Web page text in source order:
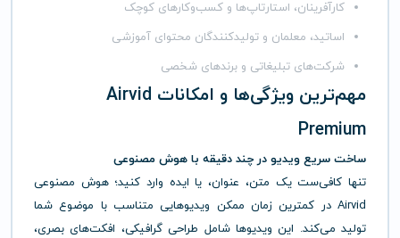
کارآفرینان، استارتاپ‌ها و کسب‌وکارهای کوچک
اساتید، معلمان و تولیدکنندگان محتوای آموزشی
شرکت‌های تبلیغاتی و برندهای شخصی
مهم‌ترین ویژگی‌ها و امکانات Airvid
Premium
ساخت سریع ویدیو در چند دقیقه با هوش مصنوعی
تنها کافی‌ست یک متن، عنوان، یا ایده وارد کنید؛ هوش مصنوعی
Airvid در کمترین زمان ممکن ویدیوهایی متناسب با موضوع شما
تولید می‌کند. این ویدیوها شامل طراحی گرافیکی، افکت‌های بصری،